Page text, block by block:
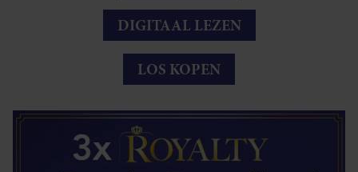
DIGITAAL LEZEN
LOS KOPEN